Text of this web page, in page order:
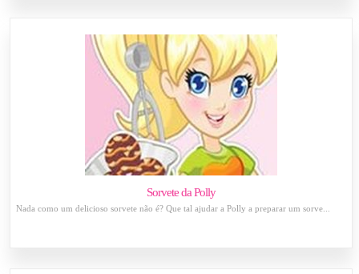
Sorvete da Polly
Nada como um delicioso sorvete não é? Que tal ajudar a Polly a preparar um sorve...